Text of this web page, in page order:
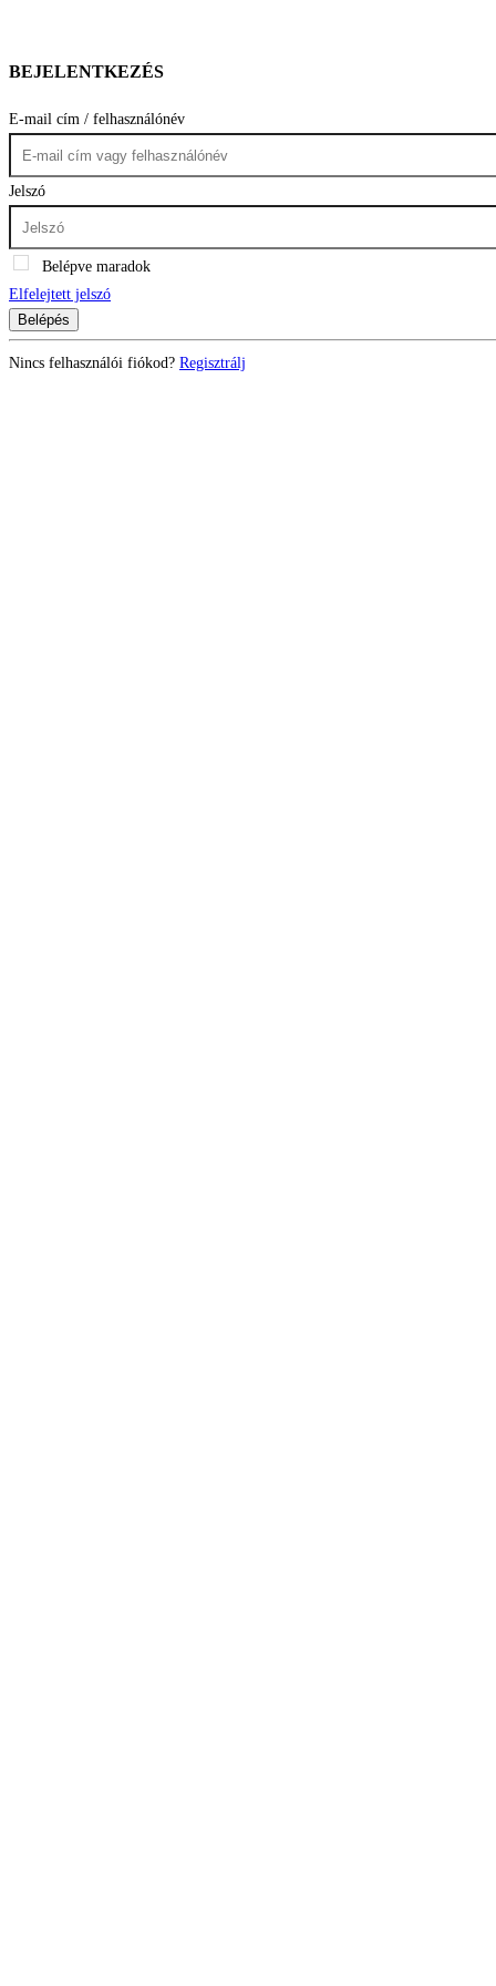
BEJELENTKEZÉS
E-mail cím / felhasználónév
Jelszó
Belépve maradok
Elfelejtett jelszó
Belépés
Nincs felhasználói fiókod? Regisztrálj